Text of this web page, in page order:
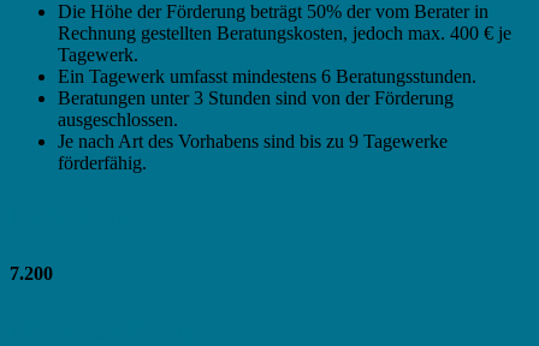
Die Höhe der Förderung beträgt 50% der vom Berater in
Rechnung gestellten Beratungskosten, jedoch max. 400 € je
Tagewerk.
Ein Tagewerk umfasst mindestens 6 Beratungsstunden.
Beratungen unter 3 Stunden sind von der Förderung
ausgeschlossen.
Je nach Art des Vorhabens sind bis zu 9 Tagewerke
förderfähig.
7.200